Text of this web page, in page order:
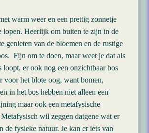
warm weer en een prettig zonnetje
lopen. Heerlijk om buiten te zijn in de
genieten van de bloemen en de rustige
Fijn om te doen, maar weet je dat als
loopt, er ook nog een onzichtbaar bos
voor het blote oog, want bomen,
in het bos hebben niet alleen een
maar ook een metafysische
wil zeggen datgene wat er
de fysieke natuur. Je kan er iets van